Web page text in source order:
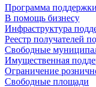
Программа поддержки
В помощь бизнесу
Инфраструктура
Реестр получателей
Свободные
Имущественная
Ограничение
Свободные площади